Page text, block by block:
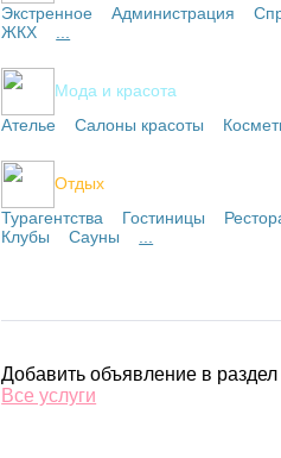
Экстренное
Администрация
ЖКХ
Мода и красота
Ателье
Салоны красоты
Отдых
Турагентства
Гостиницы
Клубы
Сауны
Добавить объявление в раздел
Все услуги